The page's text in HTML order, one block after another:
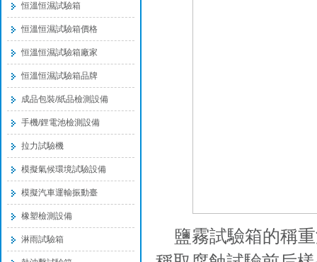
鹽霧試驗箱的稱
恒溫恒濕試驗箱
恒溫恒濕試驗箱價格
恒溫恒濕試驗箱廠家
恒溫恒濕試驗箱品牌
成品包裝/紙品檢測設備
手機/鋰電池檢測設備
拉力試驗機
模擬氣候環境試驗設備
模擬汽車運輸振動臺
橡塑檢測設備
淋雨試驗箱